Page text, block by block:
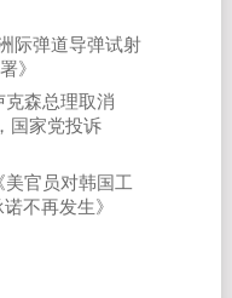
际弹道导弹试射
》
克森总理取消
国家党投诉
美官员对韩国工
不再发生》